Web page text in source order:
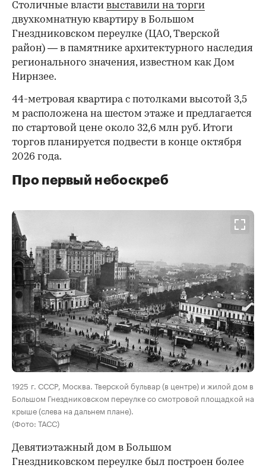
Столичные власти выставили на торги
двухкомнатную квартиру в Большом
Гнездниковском переулке (ЦАО, Тверской
район) — в памятнике архитектурного наследия
регионального значения, известном как Дом
Нирнзее.
44-метровая квартира с потолками высотой 3,5
м расположена на шестом этаже и предлагается
по стартовой цене около 32,6 млн руб. Итоги
торгов планируется подвести в конце октября
2026 года.
Про первый небоскреб
00:00 / 00:00
1925 г. СССР, Москва. Тверской бульвар (в центре) и жилой дом в
Большом Гнездниковском переулке со смотровой площадкой на
крыше (слева на дальнем плане).
(Фото: ТАСС)
Девятиэтажный дом в Большом
Гнездниковском переулке был построен более